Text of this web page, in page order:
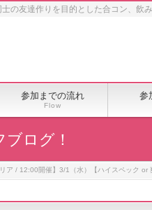
の友達作りを目的とした合コン、飲
参加までの流れ
Flow
参
ログ！
ア / 12:00開催】3/1（水）【ハイスペック